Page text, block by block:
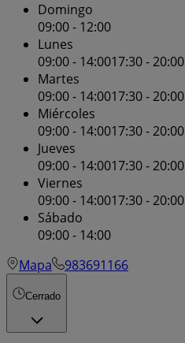
Domingo
09:00 - 12:00
Lunes
09:00 - 14:0017:30 - 20:00
Martes
09:00 - 14:0017:30 - 20:00
Miércoles
09:00 - 14:0017:30 - 20:00
Jueves
09:00 - 14:0017:30 - 20:00
Viernes
09:00 - 14:0017:30 - 20:00
Sábado
09:00 - 14:00
Mapa
983691166
Cerrado